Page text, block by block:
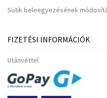
Sütik beleegyezésének
FIZETÉSI INFORMÁCIÓK
Utánvéttel